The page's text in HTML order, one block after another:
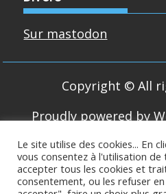
Sur mastodon
Copyright © All
Proudly powered by
Le site utilise des cookies... En
vous consentez à l'utilisation de
accepter tous les cookies et
consentement, ou les refuser